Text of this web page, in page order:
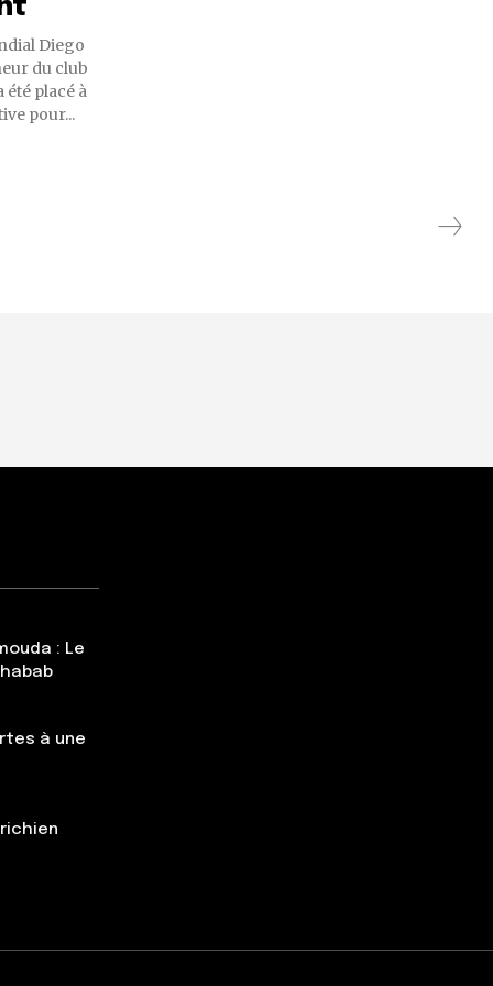
Diego
du club
placé à
pour...
: Le
à une